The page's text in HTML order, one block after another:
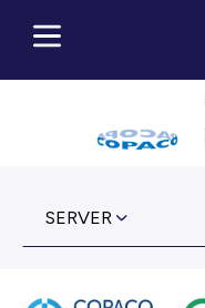
SERVER